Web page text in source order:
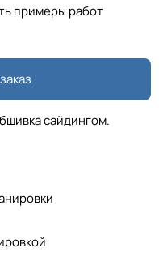
примеры работ
сайдингом.